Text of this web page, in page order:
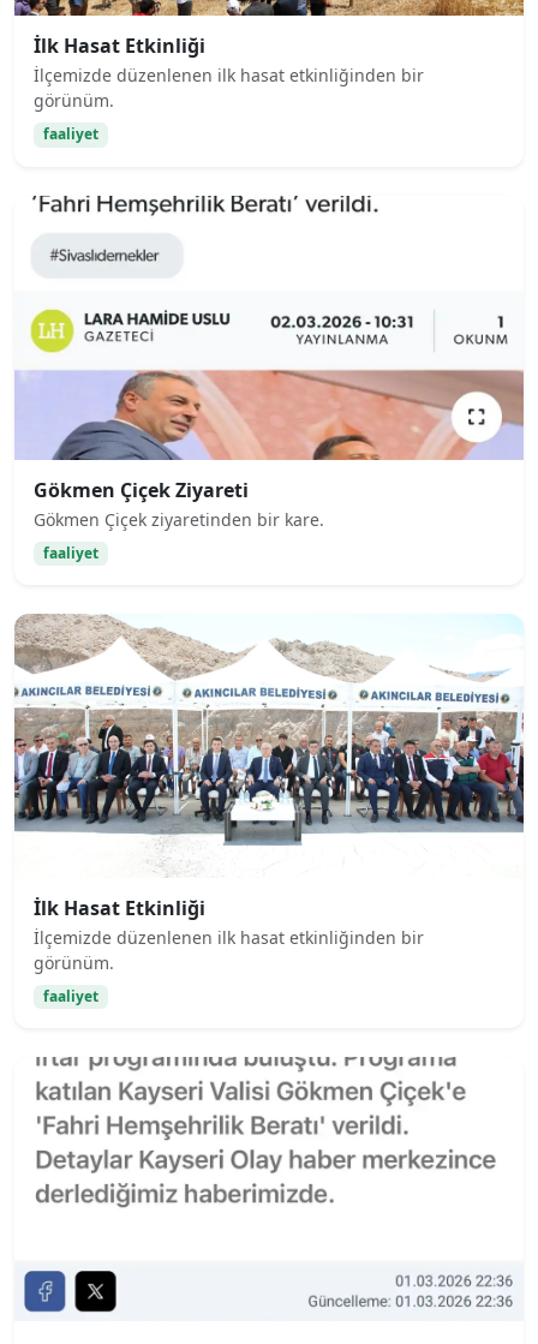
İlk Hasat Etkinliği
İlçemizde düzenlenen ilk hasat etkinliğinden bir
görünüm.
faaliyet
Gökmen Çiçek Ziyareti
Gökmen Çiçek ziyaretinden bir kare.
faaliyet
İlk Hasat Etkinliği
İlçemizde düzenlenen ilk hasat etkinliğinden bir
görünüm.
faaliyet